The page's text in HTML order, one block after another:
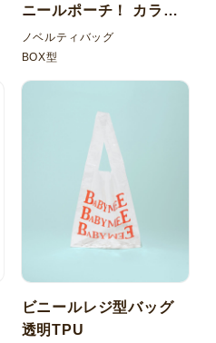
ニールポーチ！ カラー
塩ビ（PVC） BOX型ポ
ーチ
ノベルティバッグ
BOX型
ビニールレジ型バッグ
透明TPU